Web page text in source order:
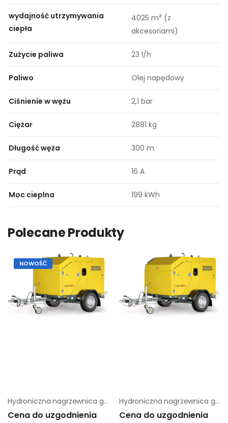
wydajność utrzymywania
ciepła
4025 m² (z
akcesoriami)
Zużycie paliwa 23 l/h
Paliwo Olej napędowy
Ciśnienie w wężu 2,1 bar
Ciężar 2881 kg
Długość węża 300 m
Prąd 16 A
Moc cieplna 199 kWh
Polecane Produkty
NOWOŚĆ
Hydroniczna nagrzewnica gruntu Wacker Neuson HSH 380 D
Cena do uzgodnienia
Hydroniczna nagrzewnica gruntu Wacker Neuson HSH 380 G
Cena do uzgodnienia